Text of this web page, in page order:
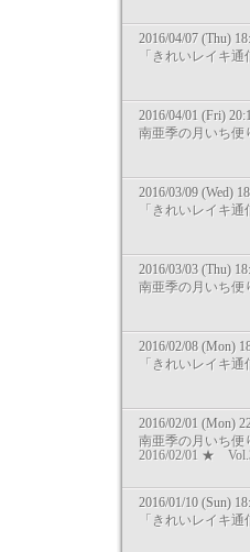
2016/04/07 (Thu)
「きれいレイキ通
2016/04/01 (Fri)
南亜季の月いち
2016/03/09 (Wed)
「きれいレイキ通
2016/03/03 (Thu)
南亜季の月いち
2016/02/08 (Mon)
「きれいレイキ通
2016/02/01 (Mon)
南亜季の月いち
2016/02/01 ★
2016/01/10 (Sun)
「きれいレイキ通